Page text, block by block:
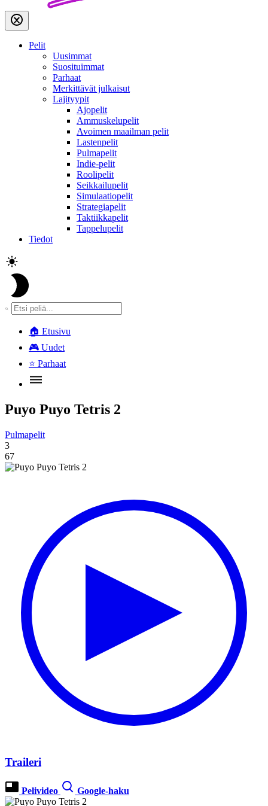
Pelit
Uusimmat
Suosituimmat
Parhaat
Merkittävät julkaisut
Lajityypit
Ajopelit
Ammuskelupelit
Avoimen maailman pelit
Lastenpelit
Pulmapelit
Indie-pelit
Roolipelit
Seikkailupelit
Simulaatiopelit
Strategiapelit
Taktiikkapelit
Tappelupelit
Tiedot
🏠 Etusivu
🎮 Uudet
⭐ Parhaat
Puyo Puyo Tetris 2
Pulmapelit
3
67
Traileri
Pelivideo Google-haku